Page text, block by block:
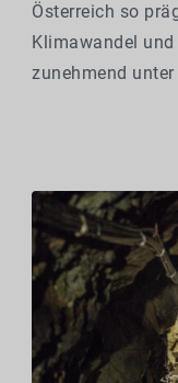
Österreich so
Klimawandel
zunehmend
illustrieren das